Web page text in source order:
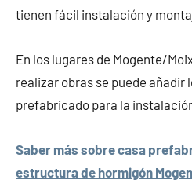
tienen fácil instalación y
En los lugares de Mogente/
realizar obras se puede añadir
prefabricado para la
Saber más sobre casa
estructura de hormigón